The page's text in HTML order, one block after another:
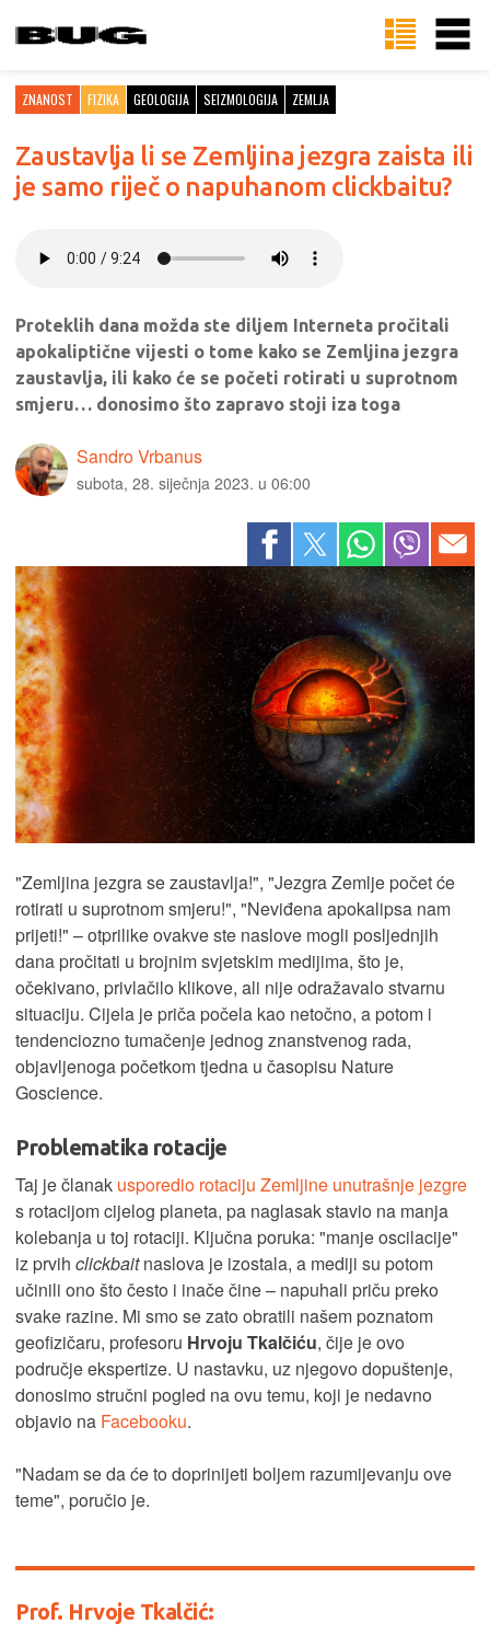
ZNANOST FIZIKA GEOLOGIJA SEIZMOLOGIJA ZEMLJA
Zaustavlja li se Zemljina jezgra zaista ili
je samo riječ o napuhanom clickbaitu?
Proteklih dana možda ste diljem Interneta pročitali
apokaliptične vijesti o tome kako se Zemljina jezgra
zaustavlja, ili kako će se početi rotirati u suprotnom
smjeru… donosimo što zapravo stoji iza toga
Sandro Vrbanus
subota, 28. siječnja 2023. u 06:00
"Zemljina jezgra se zaustavlja!", "Jezgra Zemlje počet će
rotirati u suprotnom smjeru!", "Neviđena apokalipsa nam
prijeti!" – otprilike ovakve ste naslove mogli posljednjih
dana pročitati u brojnim svjetskim medijima, što je,
očekivano, privlačilo klikove, ali nije odražavalo stvarnu
situaciju. Cijela je priča počela kao netočno, a potom i
tendenciozno tumačenje jednog znanstvenog rada,
objavljenoga početkom tjedna u časopisu Nature
Goscience.
Problematika rotacije
Taj je članak usporedio rotaciju Zemljine unutrašnje jezgre
s rotacijom cijelog planeta, pa naglasak stavio na manja
kolebanja u toj rotaciji. Ključna poruka: "manje oscilacije"
iz prvih clickbaitnaslova je izostala, a mediji su potom
učinili ono što često i inače čine – napuhali priču preko
svake razine. Mi smo se zato obratili našem poznatom
geofizičaru, profesoru Hrvoju Tkalčiću, čije je ovo
područje ekspertize. U nastavku, uz njegovo dopuštenje,
donosimo stručni pogled na ovu temu, koji je nedavno
objavio na Facebooku.
"Nadam se da će to doprinijeti boljem razumijevanju ove
teme", poručio je.
Prof. Hrvoje Tkalčić: